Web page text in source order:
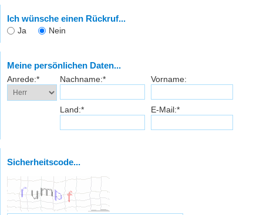
Ich wünsche einen Rückruf...
Ja Nein
Meine persönlichen Daten...
Anrede:* Nachname:* Vorname:
Land:* E-Mail:*
Sicherheitscode...